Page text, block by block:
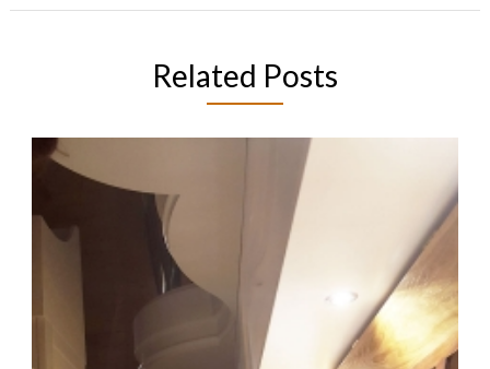
Related Posts